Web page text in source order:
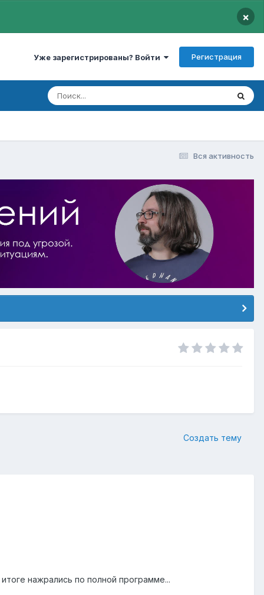
×
Уже зарегистрированы? Войти Регистрация
Вся активность
Создать тему
нажрались по полной программе...